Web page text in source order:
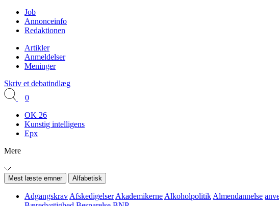
Job
Annonceinfo
Redaktionen
Artikler
Anmeldelser
Meninger
Skriv et debatindlæg
0
OK 26
Kunstig intelligens
Epx
Mere
Mest læste emner Alfabetisk
Adgangskrav Afskedigelser Akademikerne Alkoholpolitik Almendannelse